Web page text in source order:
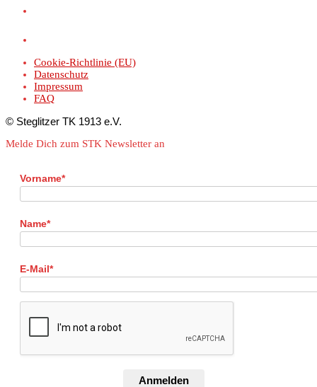
Cookie-Richtlinie (EU)
Datenschutz
Impressum
FAQ
© Steglitzer TK 1913 e.V.
Melde Dich zum STK Newsletter an
Vorname*
Name*
E-Mail*
Anmelden